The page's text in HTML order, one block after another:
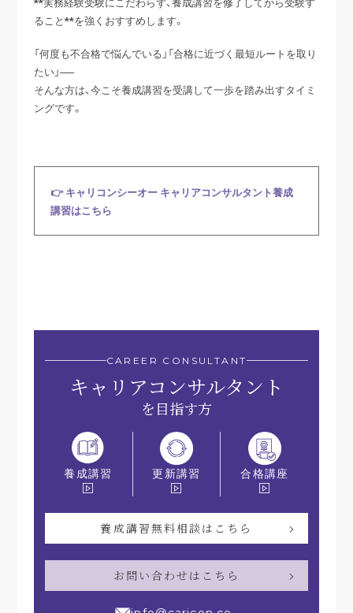
ること**を強くおすすめします。
「何度も不合格で悩んでいる」「合格に近づく最短ルートを取り
たい」──
そんな方は、今こそ養成講習を受講して一歩を踏み出すタイミ
ングです。
👉 キャリコンシーオー キャリアコンサルタント養成
講習はこちら
CAREER CONSULTANT
キャリアコンサルタント
を目指す方
養成講習 更新講習 合格講座
養成講習無料相談はこちら
お問い合わせはこちら